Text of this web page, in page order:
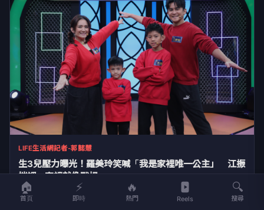
LIFE生活網記者-郭懿慧
生3兒壓力曝光！羅美玲笑喊「我是家裡唯一公主」 江振
愷認：家裡就像戰場
13分鐘前
🏠
首頁
⚡
即時
🔥
熱門 Reels
🔍
搜尋